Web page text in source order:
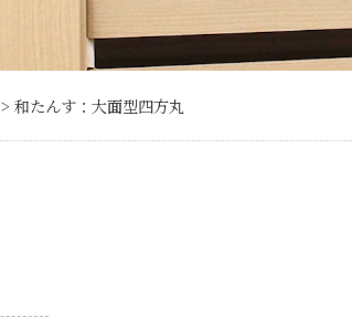
> 和たんす：大面型四方丸